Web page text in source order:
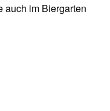
auch im Biergarten